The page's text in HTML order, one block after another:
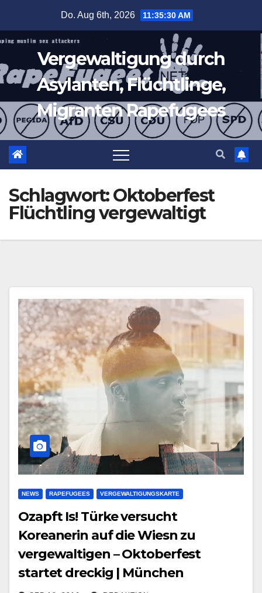
springen
Do. Aug 6th, 2026 11:35:30 AM
Vergewaltigung durch
Asylanten, Flüchtlinge,
Migranten Rapefugees
Schlagwort:Oktoberfest
Flüchtling vergewaltigt
NEWS RAPEFUGEES VERGEWALTIGUNGSKARTE
Ozapft Is! Türke versucht
Koreanerin auf die Wiesn zu
vergewaltigen – Oktoberfest
startet dreckig | München